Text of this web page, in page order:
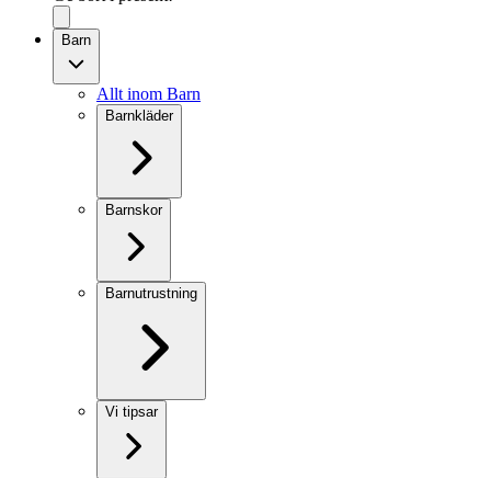
Barn
Allt inom Barn
Barnkläder
Barnskor
Barnutrustning
Vi tipsar